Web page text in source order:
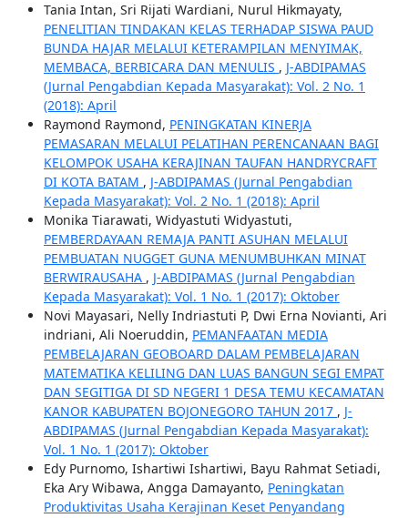
Tania Intan, Sri Rijati Wardiani, Nurul Hikmayaty,
PENELITIAN TINDAKAN KELAS TERHADAP SISWA PAUD
BUNDA HAJAR MELALUI KETERAMPILAN MENYIMAK,
MEMBACA, BERBICARA DAN MENULIS , J-ABDIPAMAS
(Jurnal Pengabdian Kepada Masyarakat): Vol. 2 No. 1
(2018): April
Raymond Raymond, PENINGKATAN KINERJA
PEMASARAN MELALUI PELATIHAN PERENCANAAN BAGI
KELOMPOK USAHA KERAJINAN TAUFAN HANDRYCRAFT
DI KOTA BATAM , J-ABDIPAMAS (Jurnal Pengabdian
Kepada Masyarakat): Vol. 2 No. 1 (2018): April
Monika Tiarawati, Widyastuti Widyastuti,
PEMBERDAYAAN REMAJA PANTI ASUHAN MELALUI
PEMBUATAN NUGGET GUNA MENUMBUHKAN MINAT
BERWIRAUSAHA , J-ABDIPAMAS (Jurnal Pengabdian
Kepada Masyarakat): Vol. 1 No. 1 (2017): Oktober
Novi Mayasari, Nelly Indriastuti P, Dwi Erna Novianti, Ari
indriani, Ali Noeruddin, PEMANFAATAN MEDIA
PEMBELAJARAN GEOBOARD DALAM PEMBELAJARAN
MATEMATIKA KELILING DAN LUAS BANGUN SEGI EMPAT
DAN SEGITIGA DI SD NEGERI 1 DESA TEMU KECAMATAN
KANOR KABUPATEN BOJONEGORO TAHUN 2017 , J-
ABDIPAMAS (Jurnal Pengabdian Kepada Masyarakat):
Vol. 1 No. 1 (2017): Oktober
Edy Purnomo, Ishartiwi Ishartiwi, Bayu Rahmat Setiadi,
Eka Ary Wibawa, Angga Damayanto, Peningkatan
Produktivitas Usaha Kerajinan Keset Penyandang